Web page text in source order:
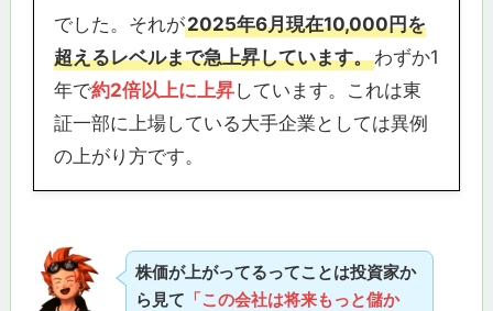
でした。それが2025年6月現在10,000円を
超えるレベルまで急上昇しています。わずか1
年で約2倍以上に上昇しています。これは東
証一部に上場している大手企業としては異例
の上がり方です。
株価が上がってるってことは投資家か
ら見て 「この会社は将来もっと儲か